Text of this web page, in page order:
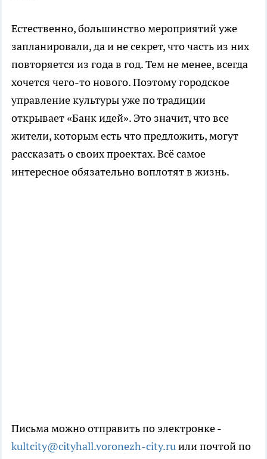
Естественно, большинство мероприятий уже
запланировали, да и не секрет, что часть из них
повторяется из года в год. Тем не менее, всегда
хочется чего-то нового. Поэтому городское
управление культуры уже по традиции
открывает «Банк идей». Это значит, что все
жители, которым есть что предложить, могут
рассказать о своих проектах. Всё самое
интересное обязательно воплотят в жизнь.
Письма можно отправить по электронке -
kultcity@cityhall.voronezh-city.ruили почтой по